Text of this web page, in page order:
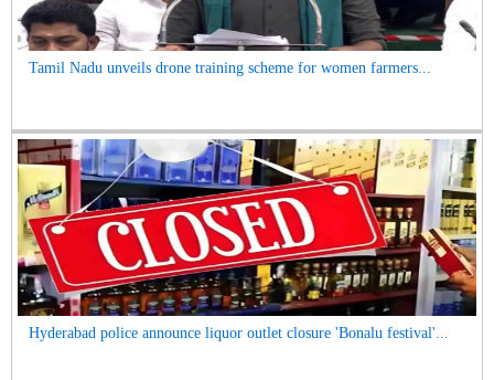
Tamil Nadu unveils drone training scheme for women farmers...
Hyderabad police announce liquor outlet closure 'Bonalu festival'...